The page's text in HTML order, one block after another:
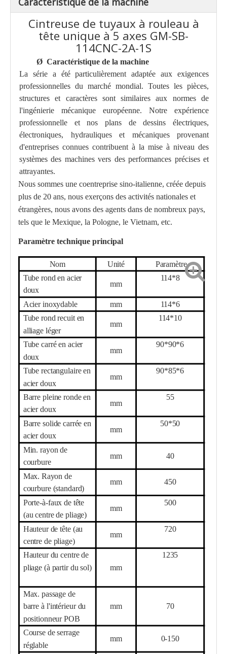
Cintreuse de tuyaux à rouleau à
tête unique à 5 axes GM-SB-
114CNC-2A-1S
Ø Caractéristique de la machine
La série a été particulièrement adaptée aux exigences
professionnelles du marché mondial. Toutes les pièces,
structures et caractères sont similaires aux normes de
l'ingénierie mécanique européenne. Notre expérience
professionnelle et nos plans de dessins électriques,
électroniques, hydrauliques et mécaniques provenant
d'entreprises connues contribuent à la mise à niveau des
systèmes des machines vers des performances précises et
attrayantes.
Nous sommes une coentreprise sino-italienne, créée depuis
plus de 20 ans, nous exerçons des activités nationales et
étrangères, nous avons des agents dans de nombreux pays,
tels que le Mexique, la Pologne, le Vietnam, etc.
Paramètre technique principal
Nom Unité Paramètre
Tube rond en acier
doux
mm
114*8
Acier inoxydable mm 114*6
Tube rond recuit en
alliage léger
mm
114*10
Tube carré en acier
doux
mm
90*90*6
Tube rectangulaire en
acier doux
mm
90*85*6
Barre pleine ronde en
acier doux
mm
55
Barre solide carrée en
acier doux
mm
50*50
Min. rayon de
courbure
mm 40
Max. Rayon de
courbure (standard)
mm 450
Porte-à-faux de tête
(au centre de pliage)
mm
500
Hauteur de tête (au
centre de pliage)
mm
720
Hauteur du centre de
pliage (à partir du sol)
mm
1235
Max. passage de
barre à l'intérieur du
positionneur POB
mm 70
Course de serrage
réglable
mm 0-150